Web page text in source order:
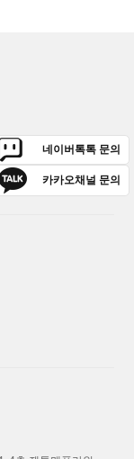
네이버톡톡 문의
카카오채널 문의